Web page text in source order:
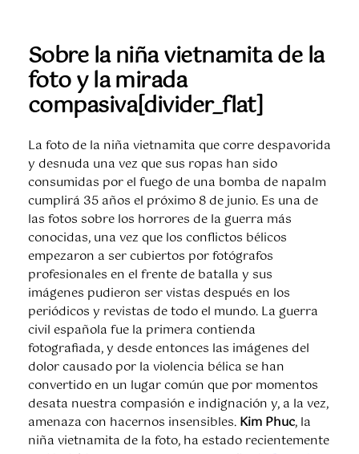
Sobre la niña vietnamita de la
foto y la mirada
compasiva[divider_flat]
La foto de la niña vietnamita que corre despavorida
y desnuda una vez que sus ropas han sido
consumidas por el fuego de una bomba de napalm
cumplirá 35 años el próximo 8 de junio. Es una de
las fotos sobre los horrores de la guerra más
conocidas, una vez que los conflictos bélicos
empezaron a ser cubiertos por fotógrafos
profesionales en el frente de batalla y sus
imágenes pudieron ser vistas después en los
periódicos y revistas de todo el mundo. La guerra
civil española fue la primera contienda
fotografiada, y desde entonces las imágenes del
dolor causado por la violencia bélica se han
convertido en un lugar común que por momentos
desata nuestra compasión e indignación y, a la vez,
amenaza con hacernos insensibles. Kim Phuc, la
niña vietnamita de la foto, ha estado recientemente